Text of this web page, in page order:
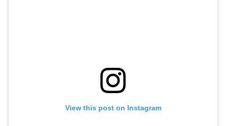
View this post on Instagram